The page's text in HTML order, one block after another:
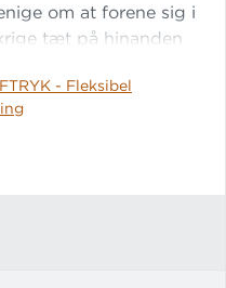
om at forene sig i
tæt på hinanden
Men, for der er
undersøger
konfliktfyldte fortid
- Fleksibel